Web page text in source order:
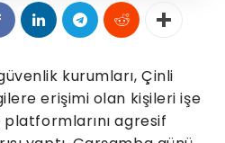
kurumları, Çinli
erişimi olan kişileri işe
agresif